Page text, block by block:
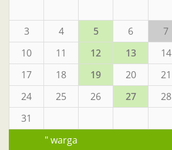
3
4 5 6 7
10
11 12 13 14
17
18 19 20 21
24
25 26 27 28
31
" warga